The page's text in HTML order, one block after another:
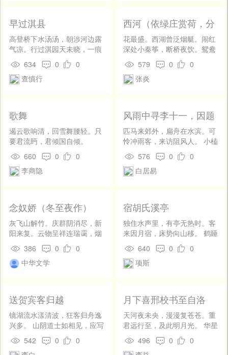
妆，眠思梦想。 【煞尾】
眠思梦想，悲楚凄凉，再不去
花月亭前烧夜香。 【南
吕】一枝花 秋景怨别 金
风送晚凉，玉露消残暑，素蟾
光皎洁，丹桂影扶疏。鬼病揶
揄，空把光阴负，暮秋深天气
儿摆布，相思阵十面埋伏。那
些儿感起我这伤情处。乱纷纷
残花病菊，滴溜溜败叶凋梧。
疏刺刺风摇翠竹，淅零零雨洒
荒芜。意痴痴感叹嗟吁，冷清
清一弄儿萧疏。怕的是枯荷缺
处添黄，衰柳凋时减绿，丹枫
暮。咚的黄昏一声鼓，好教我
魂魄全无。 【骂玉郎】愁
来愁到无穷处，割不断愁肠
肚。撇下这病身躯，割舍了魂
灵向梦里寻他去。梦和魂休间
阻，魂和梦却对付，天也与人
一个囫囵的做。 【感皇
明不灭灯儿暗，半死不活影儿
孤。画檐间玎玎追魂的玉
马，戍楼上点点滴滴索命铜
壶。钟声罢，砧声切，雁声
无。 【采茶歌】雁儿，往
常时趁程途，盼江湖，且是的
炀，你看，我有我的方向！在
半空里娟娟的飞舞，认明了那
清幽的住处，等着她来花园里
探望－－飞炀，飞炀，飞炀，
啊，她身上有朱砂梅的清香！
那时我凭藉我的身轻，盈盈
的，沾住了她的衣襟，贴近她
早过淇县
高登桥下水汤汤，朝涉河边露
气凉。行过淇园天未晓，一痕
残月杏花香。
634 0
0
查慎行
西河（依绿庄赏荷，分
净字韵别本依上有史元
叟三字）
花最盛。西湖曾泛烟艇。闹红
深处小秦筝，断桥夜饮。鸳鸯
水宿不知寒，如今翻被惊醒。
那时事、都倦省。阑干来此闲
凭。是谁分得半机云，恍疑昼
盈盈、移下秋影。醉里玉书难
认。且脱巾露发，飘然乘兴。
一叶浮香天风冷。
579 0
0
张炎
歌舞
遏云歌响清，回雪舞腰轻。只
要君流眄，君倾国自倾。
660
0
0
李商隐
风雨中寻李十一，因题
船上
匹马来郊外，扁舟在水滨。可
怜冲雨客，来访阻风人。 小榼
酤清醑，行厨煮白鳞。停杯看
柳色，各忆故园春。
576 0
0
白居易
念奴娇（冬至夜作）
灰飞山解竹。庆群阴消尽，新
阳来复。云物呈祥连瑞霭，烟
气纷纷馥馥。紫陌香衢，朱檐
影里，罗绮花成簇。岭梅惊
暖，数枝争绽寒玉。 有人袅袅
眉舒绿。不道多情，锦屏罗
幌，难得欢生足。谁知今夜，
玉壶银漏催促。
386 0
0
中华文学
宿胡氏溪亭
独住水声里，有亭无热时。客
来因月宿，床势向山移。 鹤睡
松枝定，萤归葛叶垂。寂寥犹
欠伴，谁为报僧知。
640 0
0
项斯
送贺宾客归越
镜湖流水漾清波，狂客归舟逸
兴多。 山阴道士如相见，应写
黄庭换白鹅。
542 0
0
月下喜邢校书至自洛
天河夜未央，漫漫复苍苍。重
君远行至，及此明月光。 华星
映衰柳，暗水入寒塘。客心定
何似，馀欢方自长。
496 0
0